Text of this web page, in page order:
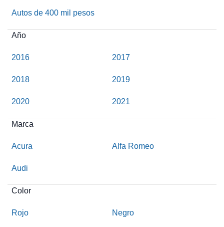
Autos de 400 mil pesos
Año
2016 2017
2018 2019
2020 2021
Marca
Acura Alfa Romeo
Audi
Color
Rojo Negro